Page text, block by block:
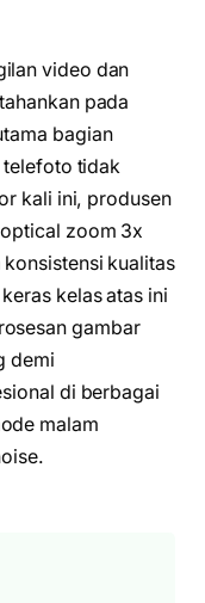
video dan
pada
bagian
telefoto tidak
kali ini, produsen
zoom 3x
konsistensi kualitas
kelas atas ini
gambar
demi
di berbagai
malam